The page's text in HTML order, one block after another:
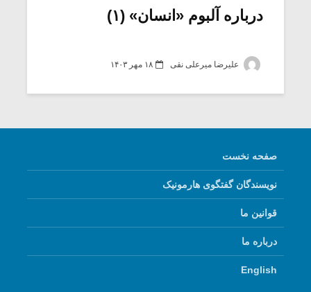
درباره آلبوم «انسان» (۱)
علیرضا میرعلی نقی ۱۸ مهر ۱۴۰۳
صفحه نخست
نویسندگان گفتگوی هارمونیک
قوانین ما
درباره ما
English
میکلوش روژا موریس ژار